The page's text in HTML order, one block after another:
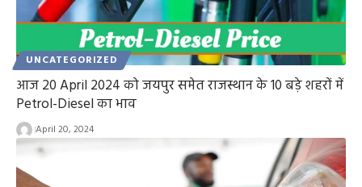
UNCATEGORIZED
आज 20 April 2024 को जयपुर समेत राजस्थान के 10 बड़े शहरों में
Petrol-Diesel का भाव
April 20, 2024